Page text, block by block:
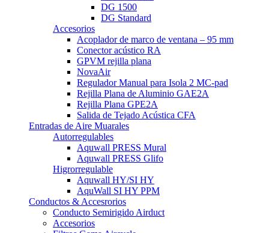
DG 1500
DG Standard
Accesorios
Acoplador de marco de ventana – 95 mm
Conector acústico RA
GPVM rejilla plana
NovaAir
Regulador Manual para Isola 2 MC-pad
Rejilla Plana de Aluminio GAE2A
Rejilla Plana GPE2A
Salida de Tejado Acústica CFA
Entradas de Aire Muarales
Autorregulables
Aquwall PRESS Mural
Aquwall PRESS Glifo
Higrorregulable
Aquwall HY/SI HY
AquWall SI HY PPM
Conductos & Accesrorios
Conducto Semirigido Airduct
Accesorios